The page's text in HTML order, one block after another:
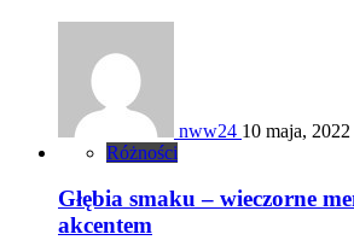
nww24 10 maja, 2022
Różności
Głębia smaku – wieczorne
akcentem